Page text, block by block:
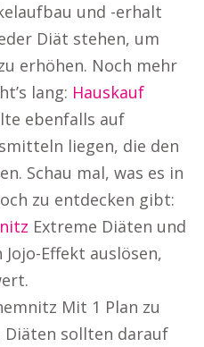
und -erhalt
Diät stehen, um
erhöhen. Noch mehr
lang: Hauskauf
ebenfalls auf
liegen, die den
Schau mal, was es in
zu entdecken gibt:
Extreme Diäten und
Effekt auslösen,
Mit 1 Plan zu
Diäten sollten darauf